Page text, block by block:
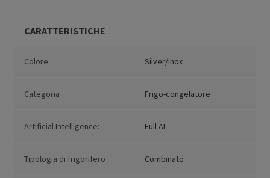
CARATTERISTICHE
Colore Silver/Inox
Categoria Frigo-congelatore
Artificial Intelligence: Full AI
Tipologia di frigorifero Combinato